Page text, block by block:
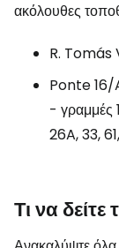
ακόλουθες
R. Tomás
Ponte 16/
- γραμμές
26A, 33,
Τι να